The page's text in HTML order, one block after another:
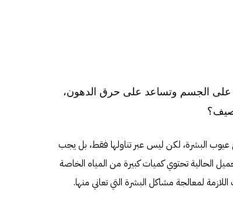
على الجسم وتساعد على حرق الدهون،
عيوب البشرة، لكن ليس عبر تناولها فقط، بل يجب
الحالية تحتوي كميات كبيرة من المياه الخاصة
لمعالجة مشاكل البشرة التي تعاني منها.